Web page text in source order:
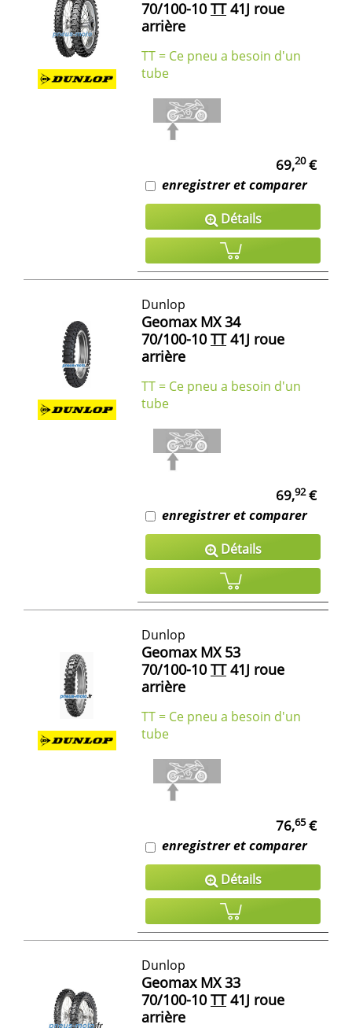
70/100-10 TT41J roue
arrière
TT = Ce pneu a besoin d'un
tube
69,20€
enregistrer et comparer
Détails
Dunlop
Geomax MX 34
70/100-10 TT41J roue
arrière
TT = Ce pneu a besoin d'un
tube
69,92€
enregistrer et comparer
Détails
Dunlop
Geomax MX 53
70/100-10 TT41J roue
arrière
TT = Ce pneu a besoin d'un
tube
76,65€
enregistrer et comparer
Détails
Dunlop
Geomax MX 33
70/100-10 TT41J roue
arrière